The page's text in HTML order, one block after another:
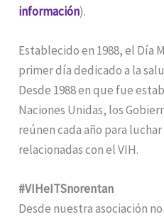
información).
Establecido en 1988, el Día
primer día dedicado a la
Desde 1988 en que fue
Naciones Unidas, los
reúnen cada año para
relacionadas con el VIH.
#VIHeITSnorentan
Desde nuestra asociación